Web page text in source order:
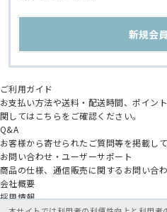
ご利用ガイド
お支払い方法や送料・配送時間、ポイン
関してはこちらをご確認ください。
Q&A
お客様から寄せられたご質問等を掲載して
お問い合わせ・ユーザーサポート
商品の仕様、通信販売に関するお問い合わ
会社概要
採用情報